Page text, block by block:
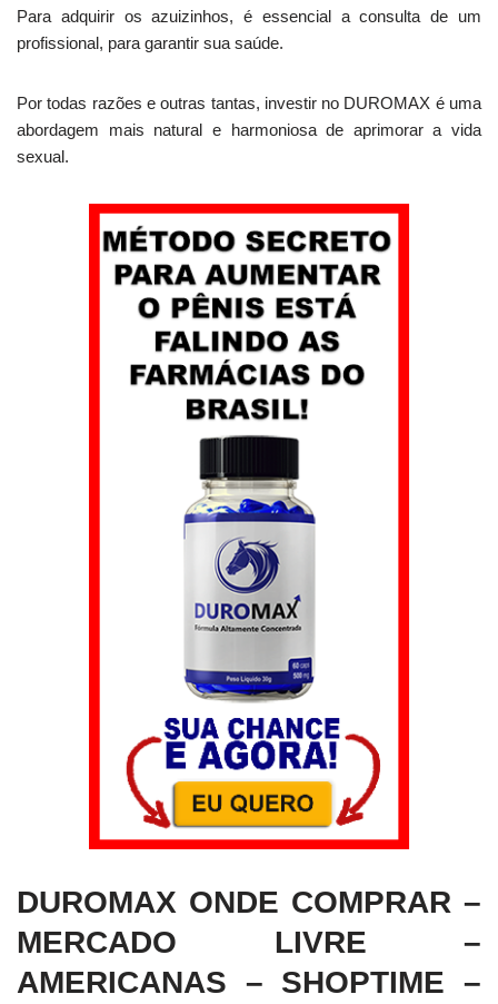
Para adquirir os azuizinhos, é essencial a consulta de um
profissional, para garantir sua saúde.
Por todas razões e outras tantas, investir no DUROMAX é uma
abordagem mais natural e harmoniosa de aprimorar a vida
sexual.
DUROMAX ONDE COMPRAR –
MERCADO LIVRE –
AMERICANAS – SHOPTIME –